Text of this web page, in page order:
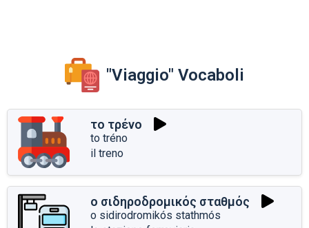
"Viaggio" Vocaboli
το τρένο
to tréno
il treno
ο σιδηροδρομικός σταθμός
o sidirodromikós stathmós